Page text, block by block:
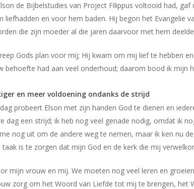
de Bijbelstudies van Project Filippus voltooid had,
liefhadden en voor hem baden. Hij begon het Evangelie
die zijn moeder al die jaren daarvoor met hem
Gods plan voor mij; Hij kwam om mij lief te hebben
behoefte had aan veel onderhoud; daarom bood ik mijn
en meer voldoening ondanks de strijd
probeert Elson met zijn handen God te dienen en
dag een strijd; ik heb nog veel genade nodig, omdat ik
nog uit om de andere weg te nemen, maar ik ken nu
taak is te zorgen dat mijn God en de kerk die mij
mijn vrouw en mij. We moeten nog veel leren en
zorg om het Woord van Liefde tot mij te brengen, het